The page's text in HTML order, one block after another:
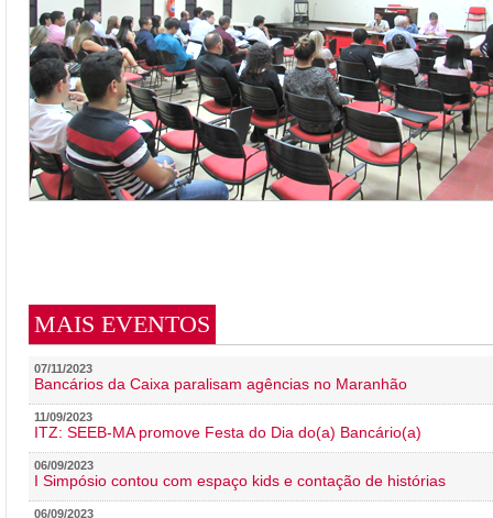
MAIS EVENTOS
07/11/2023
Bancários da Caixa paralisam agências no Maranhão
11/09/2023
ITZ: SEEB-MA promove Festa do Dia do(a) Bancário(a)
06/09/2023
I Simpósio contou com espaço kids e contação de histórias
06/09/2023